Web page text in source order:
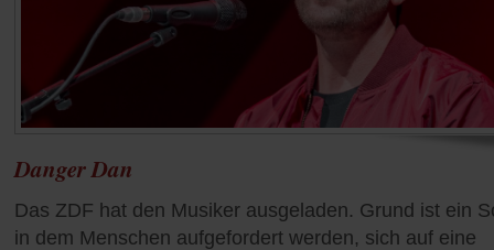
Danger Dan
Das ZDF hat den Musiker ausgeladen. Grund ist ein
in dem Menschen aufgefordert werden, sich auf eine